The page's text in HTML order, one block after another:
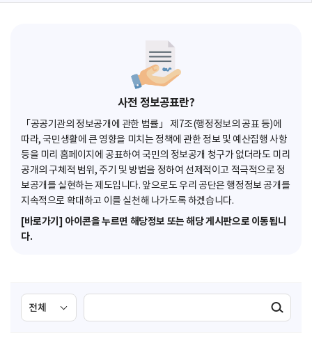
사전 정보공표란?
「공공기관의 정보공개에 관한 법률」 제7조(행정정보의 공표 등)에
따라, 국민생활에 큰 영향을 미치는 정책에 관한 정보 및 예산집행 사항
등을 미리 홈페이지에 공표하여 국민의 정보공개 청구가 없더라도 미리
공개의 구체적 범위, 주기 및 방법을 정하여 선제적이고 적극적으로 정
보공개를 실현하는 제도입니다. 앞으로도 우리 공단은 행정정보 공개를
지속적으로 확대하고 이를 실천해 나가도록 하겠습니다.
[바로가기] 아이콘을 누르면 해당정보 또는 해당 게시판으로 이동됩니
다.
검
색
색
검색실행